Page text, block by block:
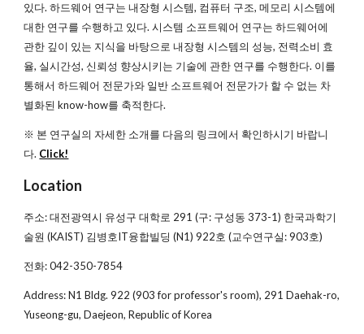
있다. 하드웨어 연구는 내장형 시스템, 컴퓨터 구조, 메모리 시스템에
대한 연구를 수행하고 있다. 시스템 소프트웨어 연구는 하드웨어에
관한 깊이 있는 지식을 바탕으로 내장형 시스템의 성능, 전력소비 효
율, 실시간성, 신뢰성 향상시키는 기술에 관한 연구를 수행한다. 이를
통해서 하드웨어 전문가와 일반 소프트웨어 전문가가 할 수 없는 차
별화된 know-how를 축적한다.
※ 본 연구실의 자세한 소개를 다음의 링크에서 확인하시기 바랍니
다. Click!
Location
주소: 대전광역시 유성구 대학로 291 (구: 구성동 373-1) 한국과학기
술원 (KAIST) 김병호IT융합빌딩 (N1) 922호 (교수연구실: 903호)
전화: 042-350-7854
Address: N1 Bldg. 922 (903 for professor's room), 291 Daehak-ro,
Yuseong-gu, Daejeon, Republic of Korea